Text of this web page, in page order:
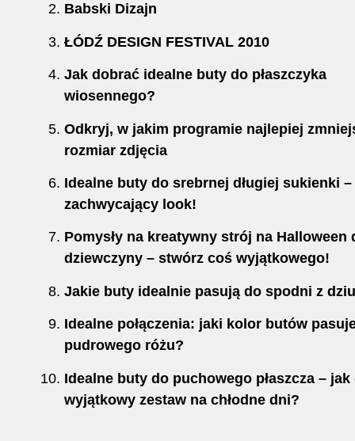
Babski Dizajn
ŁÓDŹ DESIGN FESTIVAL 2010
Jak dobrać idealne buty do płaszczyka
wiosennego?
Odkryj, w jakim programie najlepiej
rozmiar zdjęcia
Idealne buty do srebrnej długiej sukienki
zachwycający look!
Pomysły na kreatywny strój na Halloween
dziewczyny – stwórz coś wyjątkowego!
Jakie buty idealnie pasują do spodni z
Idealne połączenia: jaki kolor butów
pudrowego różu?
Idealne buty do puchowego płaszcza –
wyjątkowy zestaw na chłodne dni?